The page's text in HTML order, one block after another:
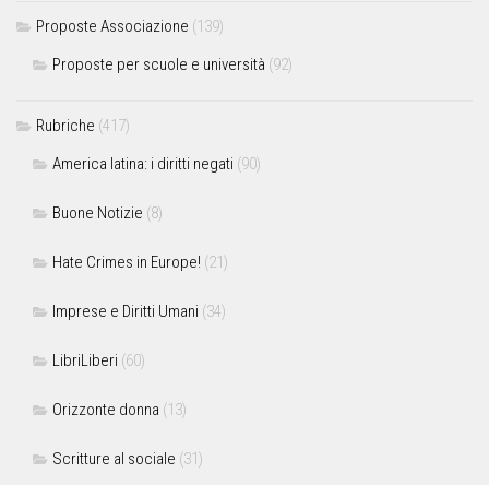
Proposte Associazione (139)
Proposte per scuole e università (92)
Rubriche (417)
America latina: i diritti negati (90)
Buone Notizie (8)
Hate Crimes in Europe! (21)
Imprese e Diritti Umani (34)
LibriLiberi (60)
Orizzonte donna (13)
Scritture al sociale (31)